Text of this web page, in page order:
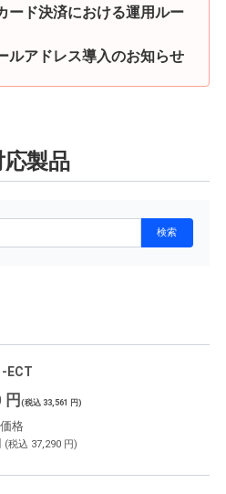
ード決済における運用ルー
ルアドレス導入のお知らせ
製品
ECT
円 (税込 33,561 円)
格
(税込 37,290 円)